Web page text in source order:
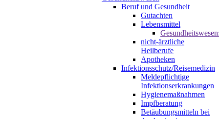
Beruf und Gesundheit
Gutachten
Lebensmittel
nicht-ärztliche
Heilberufe
Apotheken
Infektionsschutz/Reisemedizin
Meldepflichtige
Infektionserkrankungen
Hygienemaßnahmen
Impfberatung
Betäubungsmitteln bei